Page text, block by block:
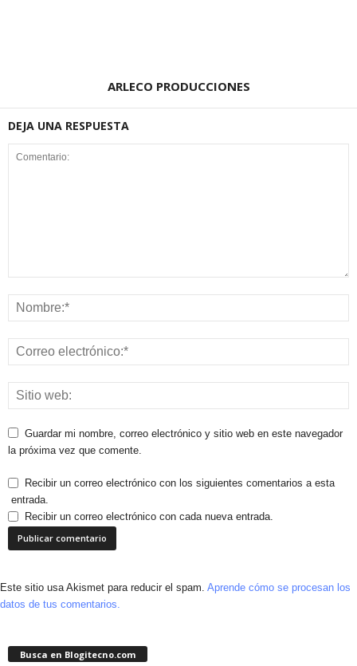
ARLECO PRODUCCIONES
DEJA UNA RESPUESTA
Guardar mi nombre, correo electrónico y sitio web en este navegador
la próxima vez que comente.
Recibir un correo electrónico con los siguientes comentarios a esta
entrada.
Recibir un correo electrónico con cada nueva entrada.
Este sitio usa Akismet para reducir el spam. Aprende cómo se procesan los
datos de tus comentarios.
Busca en Blogitecno.com